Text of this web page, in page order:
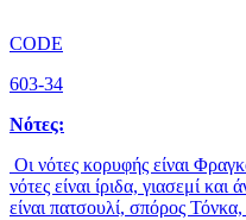
CODE
603-34
Νότες:
Οι νότες κορυφής είναι
νότες είναι ίριδα, γιασεμί
είναι πατσουλί, σπόρος